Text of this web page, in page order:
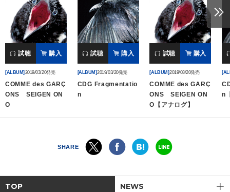
サイトマップ
お問い合わせ
閉じる
試聴 購入
[ALBUM] 2019/03/20発売
COMME des GARÇ
ONS SEIGEN ON
O
試聴 購入
[ALBUM]2019/03/20発売
CDG Fragmentatio
n
試聴 購入
[ALBUM]2019/03/20発売
COMME des GARÇ
ONS SEIGEN ON
O【アナログ】
n
SHARE
TOP NEWS